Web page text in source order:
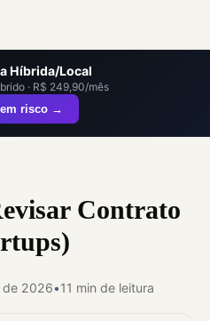
Híbrida/Local
· R$ 249,90/mês
risco →
Contrato
de 2026•11 min de leitura